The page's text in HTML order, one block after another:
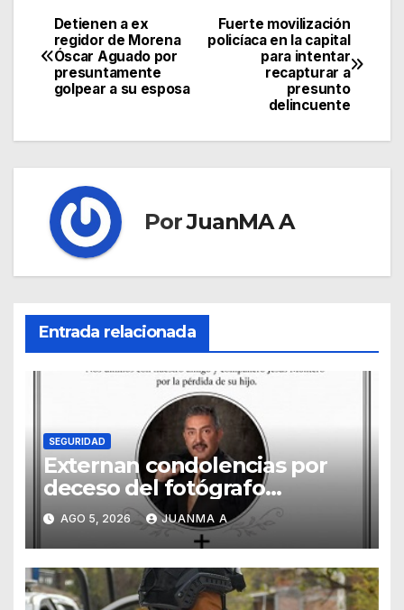
Fuerte movilización
policíaca en la capital
para intentar
recapturar a
presunto
delincuente
Detienen a ex
regidor de Morena
Óscar Aguado por
presuntamente
golpear a su esposa
PorJuanMA A
Entrada relacionada
SEGURIDAD
Externan condolencias por
deceso del fotógrafo
Emmanuel Montero
AGO 5, 2026 JUANMA A